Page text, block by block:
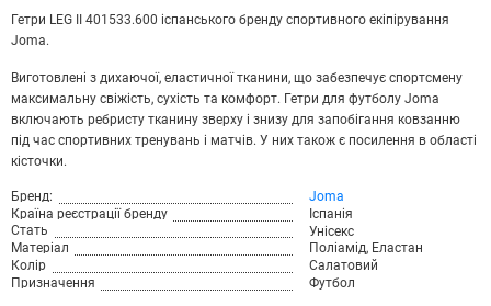
Гетри LEG II 401533.600 іспанського бренду спортивного екіпірування
Joma.
Виготовлені з дихаючої, еластичної тканини, що забезпечує спортсмену
максимальну свіжість, сухість та комфорт. Гетри для футболу Joma
включають ребристу тканину зверху і знизу для запобігання ковзанню
під час спортивних тренувань і матчів. У них також є посилення в області
кісточки.
Бренд:
Joma
Країна реєстрації бренду
Іспанія
Стать
Унісекс
Матеріал
Поліамід, Еластан
Колір
Салатовий
Призначення
Футбол